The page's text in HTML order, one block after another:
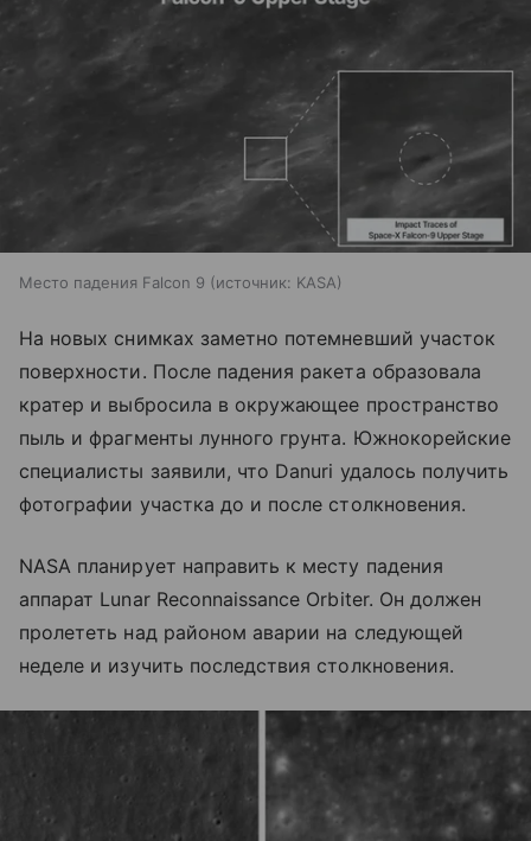
Место падения Falcon 9 источник: KASA
На новых снимках заметно потемневший участок
поверхности. После падения ракета образовала
кратер и выбросила в окружающее пространство
пыль и фрагменты лунного грунта. Южнокорейские
специалисты заявили, что Danuri удалось получить
фотографии участка до и после столкновения.
NASA планирует направить к месту падения
аппарат Lunar Reconnaissance Orbiter. Он должен
пролететь над районом аварии на следующей
неделе и изучить последствия столкновения.